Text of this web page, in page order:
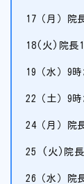
17（月）院
18(火)院長
19（水）9
22（土）9
24（月）院
25 (火)院長
26（水）院